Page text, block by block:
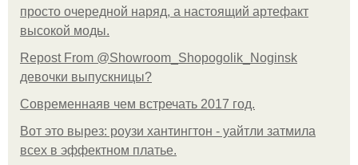
просто очередной наряд, а настоящий артефакт
высокой моды.
Repost From @Showroom_Shopogolik_Noginsk
девочки выпускницы?
Современнаяв чем встречать 2017 год.
Вот это вырез: роузи хантингтон - уайтли затмила
всех в эффектном платьe.